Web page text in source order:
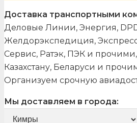
Доставка транспортными
Деловые Линии, Энергия,
Желдорэкспедиция,
Сервис, Ратэк, ПЭК и
Казахстану, Беларуси и
Организуем срочную
Мы доставляем в города: